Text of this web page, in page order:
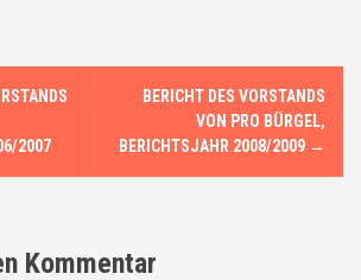
2007
BERICHT DES VORSTANDS
VON PRO BÜRGEL,
BERICHTSJAHR 2008/2009 →
Kommentar